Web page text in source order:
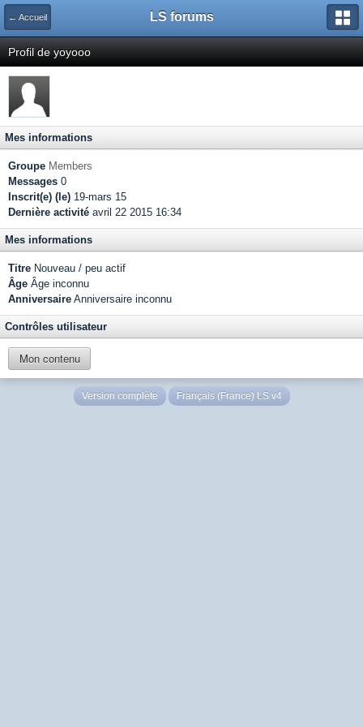
← Accueil LS forums
Profil de yoyooo
Mes informations
Groupe Members
Messages 0
Inscrit(e) (le) 19-mars 15
Dernière activité avril 22 2015 16:34
Mes informations
Titre Nouveau / peu actif
Âge Âge inconnu
Anniversaire Anniversaire inconnu
Contrôles utilisateur
Mon contenu
Version complète Français (France) LS v4